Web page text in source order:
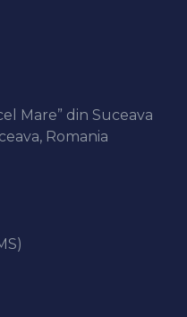
Mare” din Suceava
Romania